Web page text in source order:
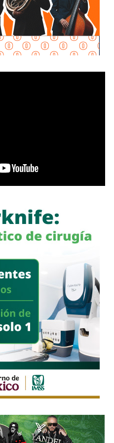
el despliegue de
propiciar actos de
deseen realizar este tipo de
adecuados, como salones
seguro.